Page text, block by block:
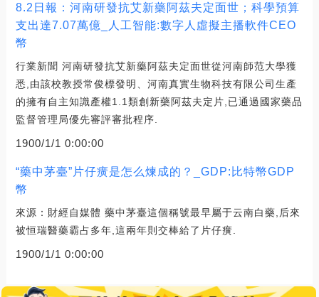
8.2日報：河南研發抗艾新藥阿茲夫定面世；科學預算
支出達7.07萬億_人工智能:數字人虛擬主播軟件CEO
幣
行業新聞 河南研發抗艾新藥阿茲夫定面世從河南師范大學獲
悉,由該校教授常俊標發明、河南真實生物科技有限公司生產
的擁有自主知識產權1.1類創新藥阿茲夫定片,已通過國家藥品
監督管理局優先審評審批程序.
1900/1/1 0:00:00
“藥中茅臺”片仔癀是怎么煉成的？_GDP:比特幣GDP
幣
來源：財經自媒體 藥中茅臺這個稱號最早屬于云南白藥,后來
被恒瑞醫藥霸占多年,這兩年則交棒給了片仔癀.
1900/1/1 0:00:00